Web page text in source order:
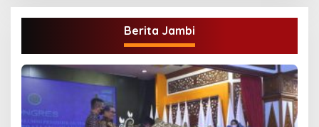
Berita Jambi